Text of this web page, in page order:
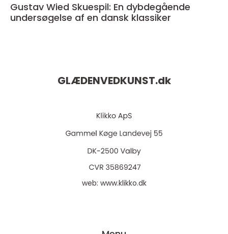
Gustav Wied Skuespil: En dybdegående
undersøgelse af en dansk klassiker
GLÆDENVEDKUNST.dk
web: www.klikko.dk